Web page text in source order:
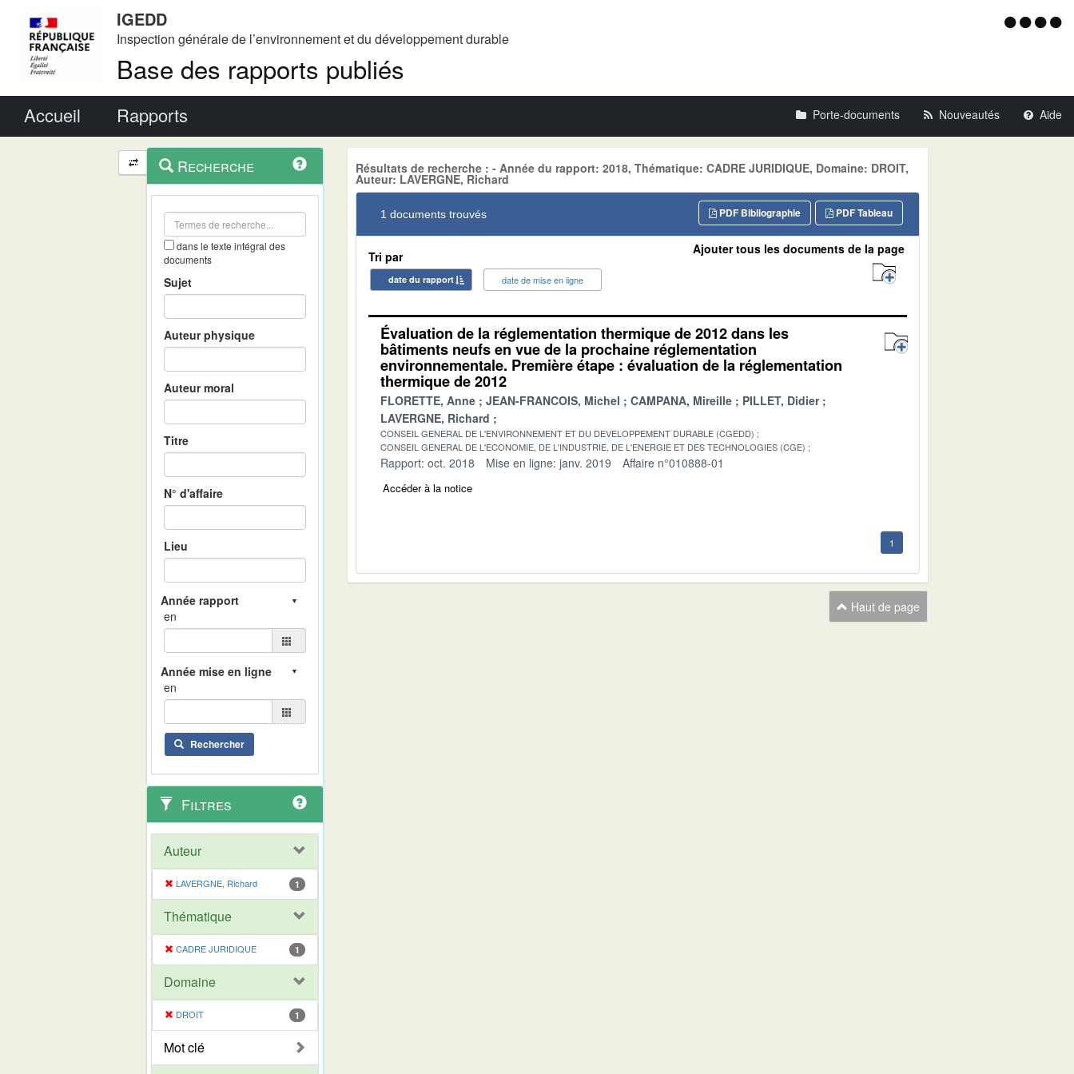
IGEDD
Inspection générale de l’environnement et du développement durable
Base des rapports publiés
Menu
Accueil Rapports Porte-documents Nouveautés Aide
Navigation
et
outils
contextuel
Recherche
dans le texte intégral des
documents
Sujet
Auteur physique
Auteur moral
Titre
N° d'affaire
Lieu
en
en
Rechercher
Filtres
Auteur
LAVERGNE, Richard 1
Thématique
CADRE JURIDIQUE 1
Domaine
DROIT 1
Mot clé
Résultats de recherche : - Année du rapport: 2018, Thématique: CADRE JURIDIQUE, Domaine: DROIT,
Auteur: LAVERGNE, Richard
1 documents trouvés PDF Tableau
PDF Bibliographie
Tri par
date du rapport date de mise en ligne
Ajouter tous les documents de la page
Évaluation de la réglementation thermique de 2012 dans les
bâtiments neufs en vue de la prochaine réglementation
environnementale. Première étape : évaluation de la réglementation
thermique de 2012
FLORETTE, Anne JEAN-FRANCOIS, Michel CAMPANA, Mireille
PILLET, Didier
LAVERGNE, Richard
CONSEIL GENERAL DE L'ENVIRONNEMENT ET DU DEVELOPPEMENT DURABLE (CGEDD)
CONSEIL GENERAL DE L'ECONOMIE, DE L'INDUSTRIE, DE L'ENERGIE ET DES TECHNOLOGIES (CGE)
Rapport: oct. 2018 Mise en ligne: janv. 2019 Affaire n°010888-01
Accéder à la notice
1
Haut de page